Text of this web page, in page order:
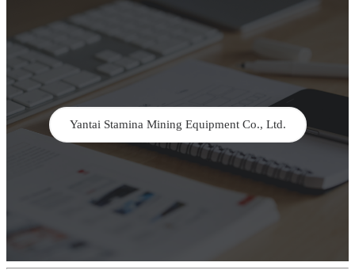
Yantai Stamina Mining Equipment Co., Ltd.